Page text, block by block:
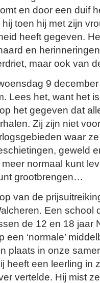
en door een duif
toen hij met zijn
heeft gegeven.
en
maar ook van
9
Lees het, want het
het gegeven dat
Zij zijn niet
waar
geweld
normaal kunt
grootbrengen…
van de
Een school
de 12 en 18 jaar
een ‘normale’
plaats in onze
heeft een leerling in
vertelde. Hij mist